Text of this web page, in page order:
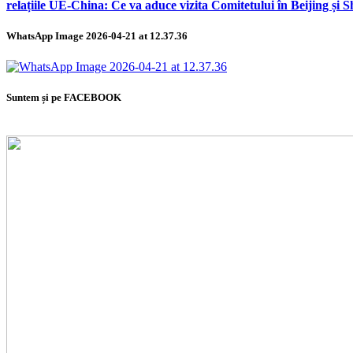
relațiile UE-China: Ce va aduce vizita Comitetului în Beijing și
WhatsApp Image 2026-04-21 at 12.37.36
Suntem și pe FACEBOOK